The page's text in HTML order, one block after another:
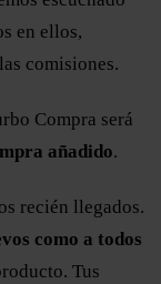
en ellos,
comisiones.
Compra será
añadido.
recién llegados.
como a todos
Tus